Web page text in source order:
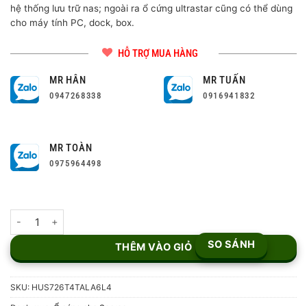
hệ thống lưu trữ nas; ngoài ra ổ cứng ultrastar cũng có thể dùng
cho máy tính PC, dock, box.
HỖ TRỢ MUA HÀNG
MR HÂN
0947268338
MR TUẤN
0916941832
MR TOÀN
0975964498
THÊM VÀO GIỎ SO SÁNH
SKU: HUS726T4TALA6L4